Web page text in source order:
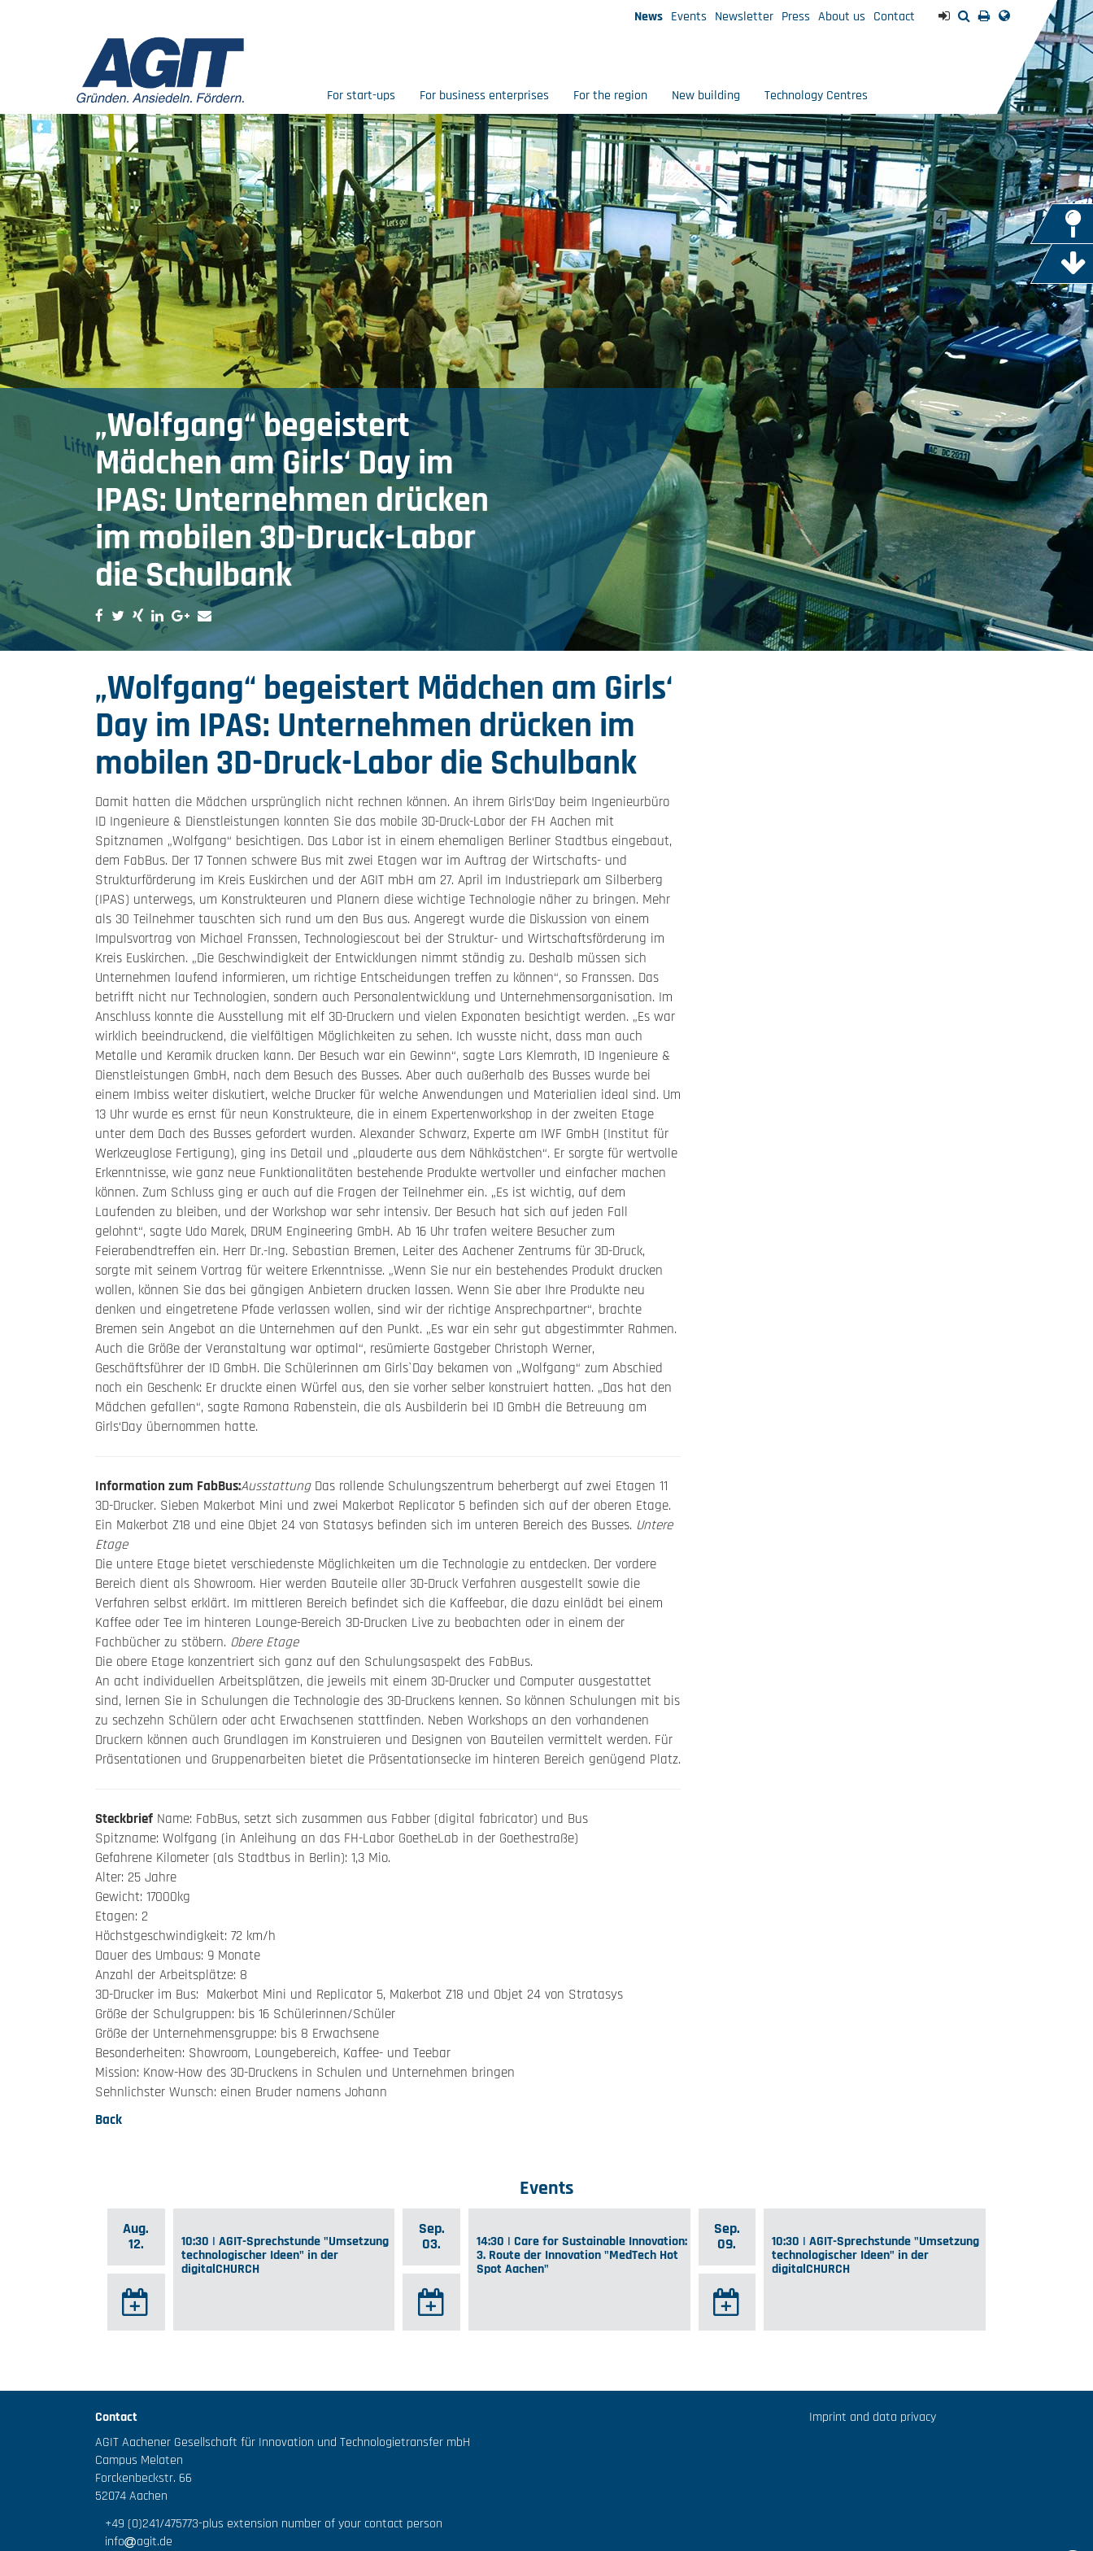
News Events Newsletter Press About us Contact
For start-ups For business enterprises For the region New building Technology Centres
„Wolfgang“ begeistert
Mädchen am Girls‘ Day im
IPAS: Unternehmen drücken
im mobilen 3D-Druck-Labor
die Schulbank
„Wolfgang“ begeistert Mädchen am Girls‘
Day im IPAS: Unternehmen drücken im
mobilen 3D-Druck-Labor die Schulbank
Damit hatten die Mädchen ursprünglich nicht rechnen können. An ihrem Girls‘Day beim Ingenieurbüro
ID Ingenieure & Dienstleistungen konnten Sie das mobile 3D-Druck-Labor der FH Aachen mit
Spitznamen „Wolfgang“ besichtigen. Das Labor ist in einem ehemaligen Berliner Stadtbus eingebaut,
dem FabBus. Der 17 Tonnen schwere Bus mit zwei Etagen war im Auftrag der Wirtschafts- und
Strukturförderung im Kreis Euskirchen und der AGIT mbH am 27. April im Industriepark am Silberberg
(IPAS) unterwegs, um Konstrukteuren und Planern diese wichtige Technologie näher zu bringen. Mehr
als 30 Teilnehmer tauschten sich rund um den Bus aus. Angeregt wurde die Diskussion von einem
Impulsvortrag von Michael Franssen, Technologiescout bei der Struktur- und Wirtschaftsförderung im
Kreis Euskirchen. „Die Geschwindigkeit der Entwicklungen nimmt ständig zu. Deshalb müssen sich
Unternehmen laufend informieren, um richtige Entscheidungen treffen zu können“, so Franssen. Das
betrifft nicht nur Technologien, sondern auch Personalentwicklung und Unternehmensorganisation. Im
Anschluss konnte die Ausstellung mit elf 3D-Druckern und vielen Exponaten besichtigt werden. „Es war
wirklich beeindruckend, die vielfältigen Möglichkeiten zu sehen. Ich wusste nicht, dass man auch
Metalle und Keramik drucken kann. Der Besuch war ein Gewinn“, sagte Lars Klemrath, ID Ingenieure &
Dienstleistungen GmbH, nach dem Besuch des Busses. Aber auch außerhalb des Busses wurde bei
einem Imbiss weiter diskutiert, welche Drucker für welche Anwendungen und Materialien ideal sind. Um
13 Uhr wurde es ernst für neun Konstrukteure, die in einem Expertenworkshop in der zweiten Etage
unter dem Dach des Busses gefordert wurden. Alexander Schwarz, Experte am IWF GmbH (Institut für
Werkzeuglose Fertigung), ging ins Detail und „plauderte aus dem Nähkästchen“. Er sorgte für wertvolle
Erkenntnisse, wie ganz neue Funktionalitäten bestehende Produkte wertvoller und einfacher machen
können. Zum Schluss ging er auch auf die Fragen der Teilnehmer ein. „Es ist wichtig, auf dem
Laufenden zu bleiben, und der Workshop war sehr intensiv. Der Besuch hat sich auf jeden Fall
gelohnt“, sagte Udo Marek, DRUM Engineering GmbH. Ab 16 Uhr trafen weitere Besucher zum
Feierabendtreffen ein. Herr Dr.-Ing. Sebastian Bremen, Leiter des Aachener Zentrums für 3D-Druck,
sorgte mit seinem Vortrag für weitere Erkenntnisse. „Wenn Sie nur ein bestehendes Produkt drucken
wollen, können Sie das bei gängigen Anbietern drucken lassen. Wenn Sie aber Ihre Produkte neu
denken und eingetretene Pfade verlassen wollen, sind wir der richtige Ansprechpartner“, brachte
Bremen sein Angebot an die Unternehmen auf den Punkt. „Es war ein sehr gut abgestimmter Rahmen.
Auch die Größe der Veranstaltung war optimal“, resümierte Gastgeber Christoph Werner,
Geschäftsführer der ID GmbH. Die Schülerinnen am Girls`Day bekamen von „Wolfgang“ zum Abschied
noch ein Geschenk: Er druckte einen Würfel aus, den sie vorher selber konstruiert hatten. „Das hat den
Mädchen gefallen“, sagte Ramona Rabenstein, die als Ausbilderin bei ID GmbH die Betreuung am
Girls‘Day übernommen hatte.
Information zum FabBus:AusstattungDas rollende Schulungszentrum beherbergt auf zwei Etagen 11
3D-Drucker. Sieben Makerbot Mini und zwei Makerbot Replicator 5 befinden sich auf der oberen Etage.
Ein Makerbot Z18 und eine Objet 24 von Statasys befinden sich im unteren Bereich des Busses. Untere
Etage
Die untere Etage bietet verschiedenste Möglichkeiten um die Technologie zu entdecken. Der vordere
Bereich dient als Showroom. Hier werden Bauteile aller 3D-Druck Verfahren ausgestellt sowie die
Verfahren selbst erklärt. Im mittleren Bereich befindet sich die Kaffeebar, die dazu einlädt bei einem
Kaffee oder Tee im hinteren Lounge-Bereich 3D-Drucken Live zu beobachten oder in einem der
Fachbücher zu stöbern. Obere Etage
Die obere Etage konzentriert sich ganz auf den Schulungsaspekt des FabBus.
An acht individuellen Arbeitsplätzen, die jeweils mit einem 3D-Drucker und Computer ausgestattet
sind, lernen Sie in Schulungen die Technologie des 3D-Druckens kennen. So können Schulungen mit bis
zu sechzehn Schülern oder acht Erwachsenen stattfinden. Neben Workshops an den vorhandenen
Druckern können auch Grundlagen im Konstruieren und Designen von Bauteilen vermittelt werden. Für
Präsentationen und Gruppenarbeiten bietet die Präsentationsecke im hinteren Bereich genügend Platz.
Steckbrief Name: FabBus, setzt sich zusammen aus Fabber (digital fabricator) und Bus
Spitzname: Wolfgang (in Anleihung an das FH-Labor GoetheLab in der Goethestraße)
Gefahrene Kilometer (als Stadtbus in Berlin): 1,3 Mio.
Alter: 25 Jahre
Gewicht: 17000kg
Etagen: 2
Höchstgeschwindigkeit: 72 km/h
Dauer des Umbaus: 9 Monate
Anzahl der Arbeitsplätze: 8
3D-Drucker im Bus: Makerbot Mini und Replicator 5, Makerbot Z18 und Objet 24 von Stratasys
Größe der Schulgruppen: bis 16 Schülerinnen/Schüler
Größe der Unternehmensgruppe: bis 8 Erwachsene
Besonderheiten: Showroom, Loungebereich, Kaffee- und Teebar
Mission: Know-How des 3D-Druckens in Schulen und Unternehmen bringen
Sehnlichster Wunsch: einen Bruder namens Johann
Back
Events
Aug.
12.
10:30 | AGIT-Sprechstunde "Umsetzung
technologischer Ideen" in der
digitalCHURCH
Sep.
03.
14:30 | Care for Sustainable Innovation:
3. Route der Innovation "MedTech Hot
Spot Aachen"
Sep.
09.
10:30 | AGIT-Sprechstunde "Umsetzung
technologischer Ideen" in der
digitalCHURCH
Contact
AGIT Aachener Gesellschaft für Innovation und Technologietransfer mbH
Campus Melaten
Forckenbeckstr. 66
52074 Aachen
+49 (0)241/475773-plus extension number of your contact person
info
agit.de
Imprint and data privacy